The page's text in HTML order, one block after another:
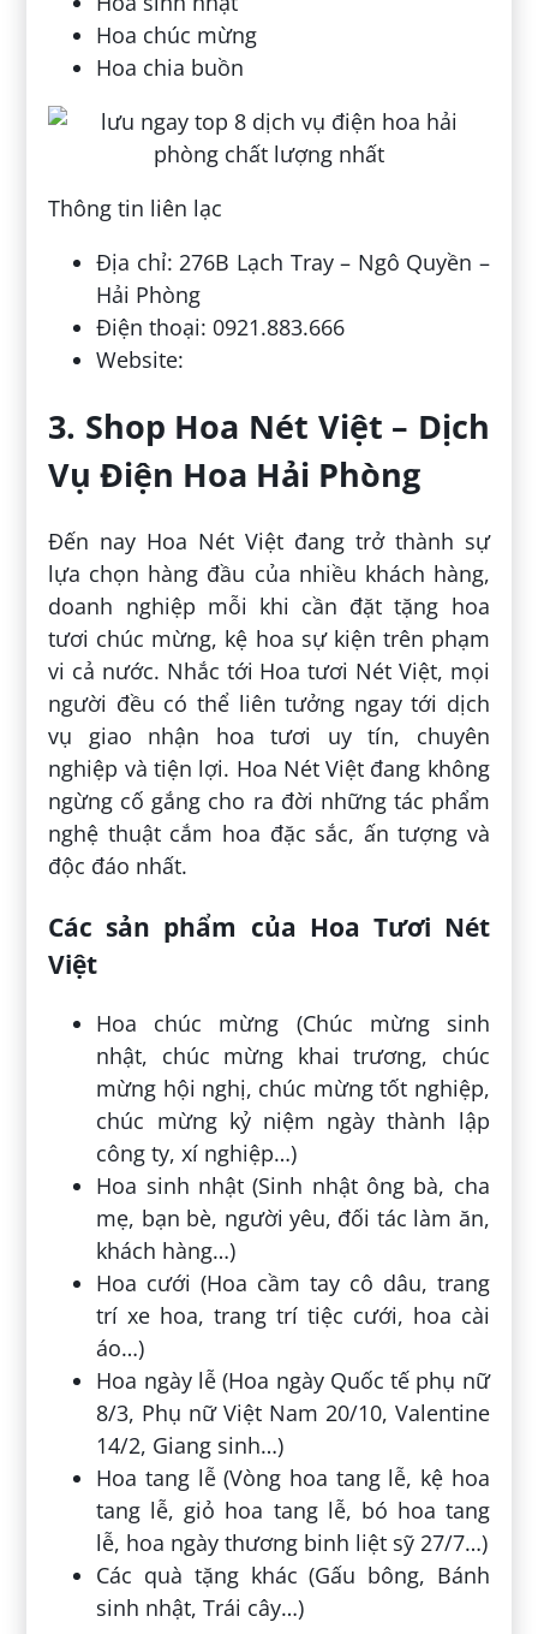
Hoa chúc mừng
Hoa chia buồn
Thông tin liên lạc
Địa chỉ: 276B Lạch Tray – Ngô Quyền –
Hải Phòng
Điện thoại: 0921.883.666
Website:
3. Shop Hoa Nét Việt – Dịch
Vụ Điện Hoa Hải Phòng
Đến nay Hoa Nét Việt đang trở thành sự
lựa chọn hàng đầu của nhiều khách hàng,
doanh nghiệp mỗi khi cần đặt tặng hoa
tươi chúc mừng, kệ hoa sự kiện trên phạm
vi cả nước. Nhắc tới Hoa tươi Nét Việt, mọi
người đều có thể liên tưởng ngay tới dịch
vụ giao nhận hoa tươi uy tín, chuyên
nghiệp và tiện lợi. Hoa Nét Việt đang không
ngừng cố gắng cho ra đời những tác phẩm
nghệ thuật cắm hoa đặc sắc, ấn tượng và
độc đáo nhất.
Các sản phẩm của Hoa Tươi Nét
Việt
Hoa chúc mừng (Chúc mừng sinh
nhật, chúc mừng khai trương, chúc
mừng hội nghị, chúc mừng tốt nghiệp,
chúc mừng kỷ niệm ngày thành lập
công ty, xí nghiệp…)
Hoa sinh nhật (Sinh nhật ông bà, cha
mẹ, bạn bè, người yêu, đối tác làm ăn,
khách hàng…)
Hoa cưới (Hoa cầm tay cô dâu, trang
trí xe hoa, trang trí tiệc cưới, hoa cài
áo…)
Hoa ngày lễ (Hoa ngày Quốc tế phụ nữ
8/3, Phụ nữ Việt Nam 20/10, Valentine
14/2, Giang sinh…)
Hoa tang lễ (Vòng hoa tang lễ, kệ hoa
tang lễ, giỏ hoa tang lễ, bó hoa tang
lễ, hoa ngày thương binh liệt sỹ 27/7…)
Các quà tặng khác (Gấu bông, Bánh
sinh nhật, Trái cây…)